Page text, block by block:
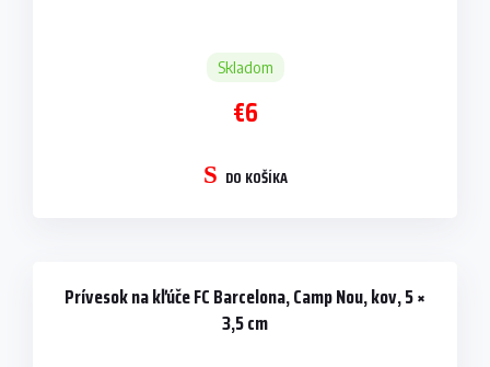
Skladom
€6
DO KOŠÍKA
Prívesok na kľúče FC Barcelona, Camp Nou, kov, 5 ×
3,5 cm